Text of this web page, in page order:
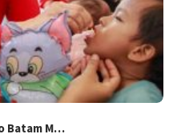
Batam M…